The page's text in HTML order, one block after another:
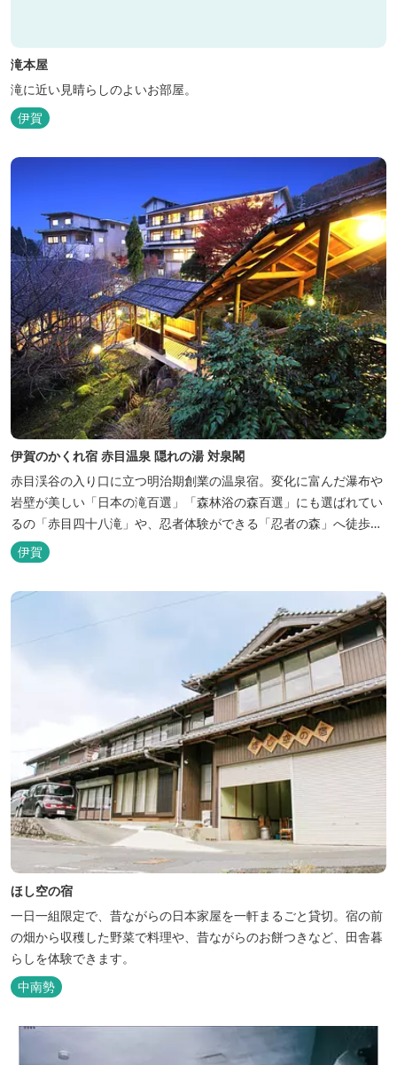
滝本屋
滝に近い見晴らしのよいお部屋。
伊賀
伊賀のかくれ宿 赤目温泉 隠れの湯 対泉閣
赤目渓谷の入り口に立つ明治期創業の温泉宿。変化に富んだ瀑布や
岩壁が美しい「日本の滝百選」「森林浴の森百選」にも選ばれてい
るの「赤目四十八滝」や、忍者体験ができる「忍者の森」へ徒歩５
分と観光にも好立地です。 地下１０００メートルから湧くアルカリ
性単純温泉はしっとり滑らかな肌触りで美肌効果も期待できます。
地元のスギ材を用いた大浴場は、泡風呂を備えた「上忍の湯」、打
伊賀
ほし空の宿
一日一組限定で、昔ながらの日本家屋を一軒まるごと貸切。宿の前
の畑から収穫した野菜で料理や、昔ながらのお餅つきなど、田舎暮
らしを体験できます。
中南勢